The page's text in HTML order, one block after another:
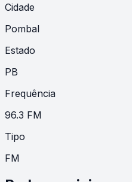
Cidade
Pombal
Estado
PB
Frequência
96.3 FM
Tipo
FM